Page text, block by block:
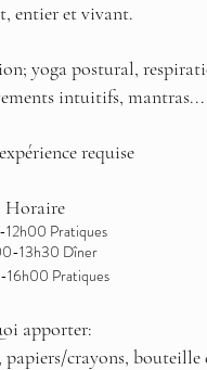
entier et vivant.
yoga postural,
intuitifs, mantras...
requise
Horaire
Pratiques
13h30 Dîner
16h00 Pratiques
apporter:
crayons, bouteille